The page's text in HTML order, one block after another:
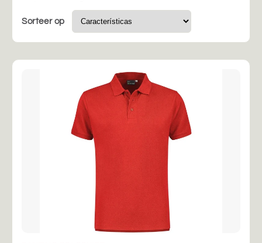
Sorteer op